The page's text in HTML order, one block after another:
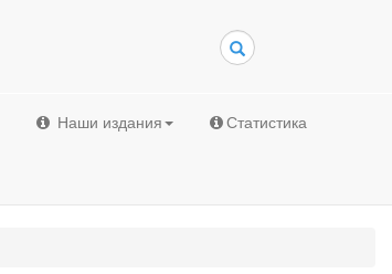
Поиск
Наши издания Статистика